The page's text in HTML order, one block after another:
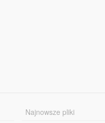
Najnowsze pliki